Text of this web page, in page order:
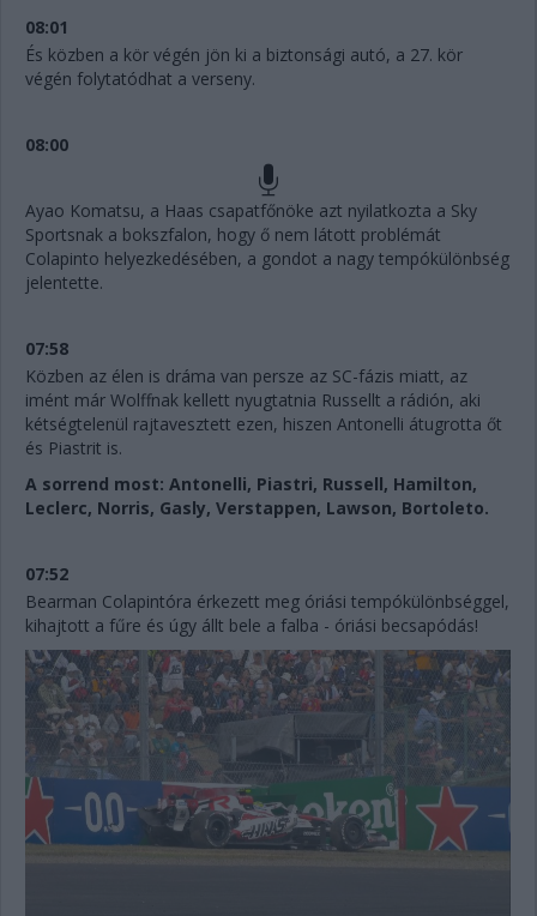
08:01
És közben a kör végén jön ki a biztonsági autó, a 27. kör
végén folytatódhat a verseny.
08:00
Ayao Komatsu, a Haas csapatfőnöke azt nyilatkozta a Sky
Sportsnak a bokszfalon, hogy ő nem látott problémát
Colapinto helyezkedésében, a gondot a nagy tempókülönbség
jelentette.
07:58
Közben az élen is dráma van persze az SC-fázis miatt, az
imént már Wolffnak kellett nyugtatnia Russellt a rádión, aki
kétségtelenül rajtavesztett ezen, hiszen Antonelli átugrotta őt
és Piastrit is.
A sorrend most: Antonelli, Piastri, Russell, Hamilton,
Leclerc, Norris, Gasly, Verstappen, Lawson, Bortoleto.
07:52
Bearman Colapintóra érkezett meg óriási tempókülönbséggel,
kihajtott a fűre és úgy állt bele a falba - óriási becsapódás!